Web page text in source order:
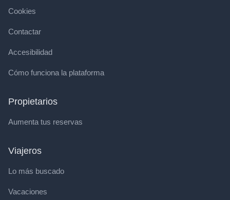
Cookies
Contactar
Accesibilidad
Cómo funciona la plataforma
Propietarios
Aumenta tus reservas
Viajeros
Lo más buscado
Vacaciones